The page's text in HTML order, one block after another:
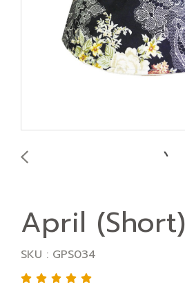
April (Short)
SKU : GPS034